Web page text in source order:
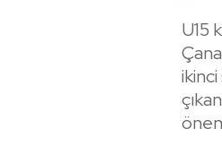
U15